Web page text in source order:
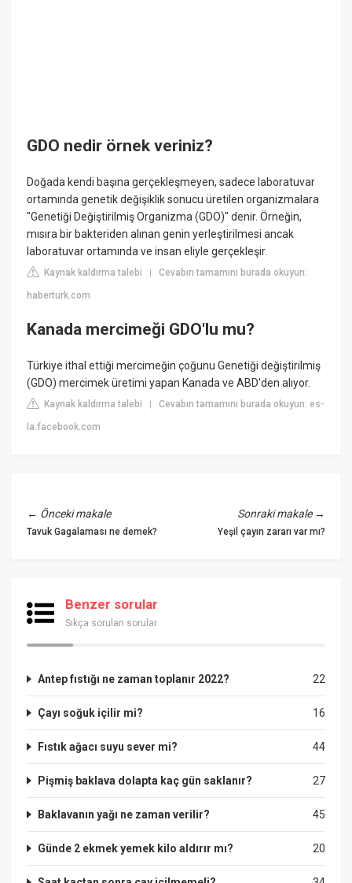
GDO nedir örnek veriniz?
Doğada kendi başına gerçekleşmeyen, sadece laboratuvar
ortamında genetik değişiklik sonucu üretilen organizmalara
"Genetiği Değiştirilmiş Organizma (GDO)" denir. Örneğin,
mısıra bir bakteriden alınan genin yerleştirilmesi ancak
laboratuvar ortamında ve insan eliyle gerçekleşir.
Kaynak kaldırma talebi |Cevabın tamamını burada okuyun:
haberturk.com
Kanada mercimeği GDO'lu mu?
Türkiye ithal ettiği mercimeğin çoğunu Genetiği değiştirilmiş
(GDO) mercimek üretimi yapan Kanada ve ABD'den alıyor.
Kaynak kaldırma talebi |Cevabın tamamını burada okuyun: es-
la.facebook.com
← Önceki makale
Tavuk Gagalaması ne demek?
Sonraki makale→
Yeşil çayın zararı var mı?
Benzer sorular
Sıkça sorulan sorular
22
Antep fıstığı ne zaman toplanır 2022?
16
Çayı soğuk içilir mi?
44
Fıstık ağacı suyu sever mi?
27
Pişmiş baklava dolapta kaç gün saklanır?
45
Baklavanın yağı ne zaman verilir?
20
Günde 2 ekmek yemek kilo aldırır mı?